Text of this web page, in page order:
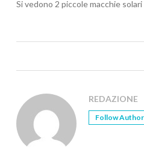
Si vedono 2 piccole macchie
REDAZIONE
Follow Author